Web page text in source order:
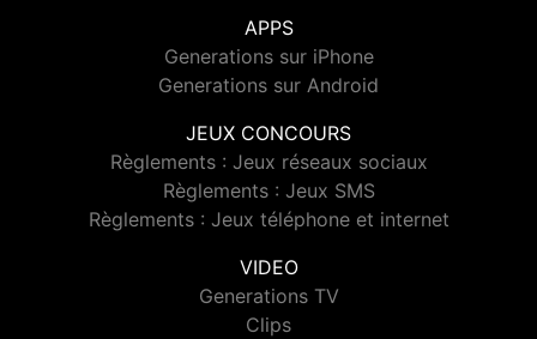
APPS
Generations sur iPhone
Generations sur Android
JEUX CONCOURS
Règlements : Jeux réseaux sociaux
Règlements : Jeux SMS
Règlements : Jeux téléphone et internet
VIDEO
Generations TV
Clips